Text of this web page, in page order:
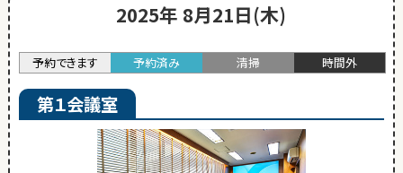
2025年 8月21日(木)
予約できます 予約済み 清掃 時間外
第１会議室